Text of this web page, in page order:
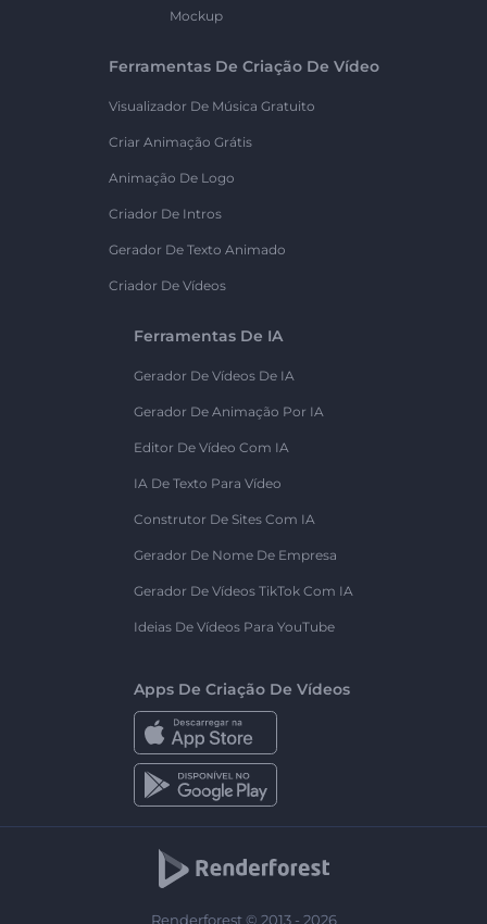
Mockup
Ferramentas De Criação De Vídeo
Visualizador De Música Gratuito
Criar Animação Grátis
Animação De Logo
Criador De Intros
Gerador De Texto Animado
Criador De Vídeos
Ferramentas De IA
Gerador De Vídeos De IA
Gerador De Animação Por IA
Editor De Vídeo Com IA
IA De Texto Para Vídeo
Construtor De Sites Com IA
Gerador De Nome De Empresa
Gerador De Vídeos TikTok Com IA
Ideias De Vídeos Para YouTube
Apps De Criação De Vídeos
Renderforest © 2013 - 2026